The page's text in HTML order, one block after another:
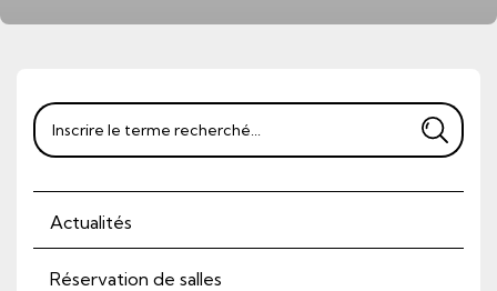
Rechercher
Actualités
Réservation de salles